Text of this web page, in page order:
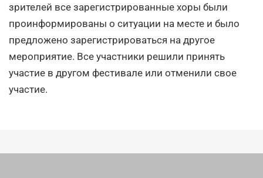
зрителей все зарегистрированные хоры были
проинформированы о ситуации на месте и было
предложено зарегистрироваться на другое
мероприятие. Все участники решили принять
участие в другом фестивале или отменили свое
участие.